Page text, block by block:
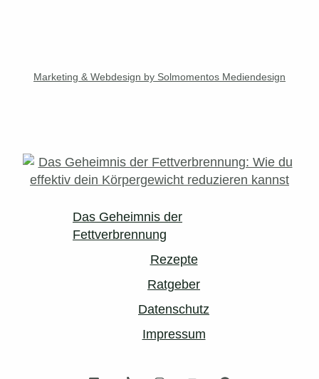
Marketing & Webdesign by Solmomentos Mediendesign
Das Geheimnis der
Fettverbrennung
Rezepte
Ratgeber
Datenschutz
Impressum